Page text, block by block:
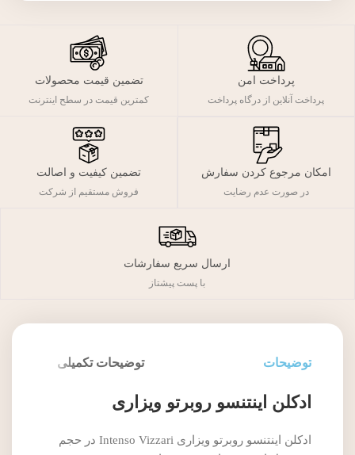
پرداخت امن
پرداخت آنلاین از درگاه پرداخت
تضمین قیمت محصولات
کمترین قیمت در سطح اینترنت
امکان مرجوع کردن سفارش
در صورت عدم رضایت
تضمین کیفیت و اصالت
فروش مستقیم از شرکت
ارسال سریع سفارشات
با پست پیشتاز
توضیحات توضیحات تکمیلی
ادکلن اینتنسو روبرتو ویزاری
ادکلن اینتنسو روبرتو ویزاری Intenso Vizzari در حجم